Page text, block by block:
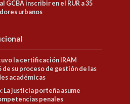
GCBA inscribir en el RUR a 35
urbanos
la certificación IRAM
de su proceso de gestión de las
académicas
La justicia porteña asume
penales